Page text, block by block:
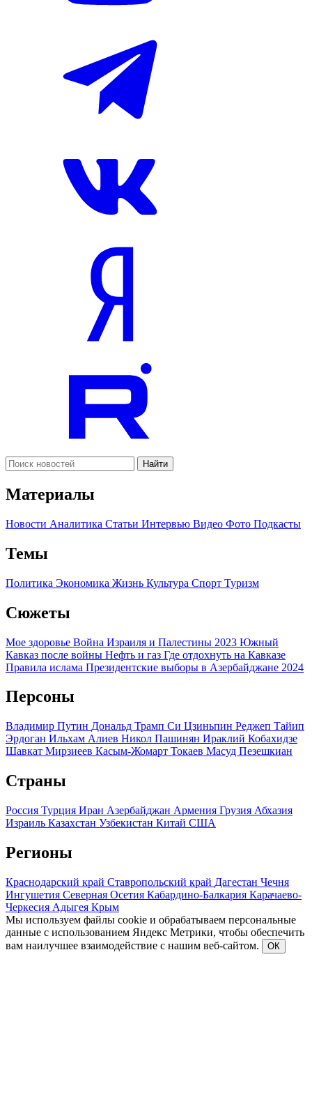
Найти
Материалы
Новости Аналитика Статьи Интервью Видео Фото Подкасты
Темы
Политика Экономика Жизнь Культура Спорт Туризм
Сюжеты
Мое здоровье Война Израиля и Палестины 2023 Южный
Кавказ после войны Нефть и газ Где отдохнуть на Кавказе
Правила ислама Президентские выборы в Азербайджане 2024
Персоны
Владимир Путин Дональд Трамп Си Цзиньпин Реджеп Тайип
Эрдоган Ильхам Алиев Никол Пашинян Ираклий Кобахидзе
Шавкат Мирзиеев Касым-Жомарт Токаев Масуд Пезешкиан
Страны
Россия Турция Иран Азербайджан Армения Грузия Абхазия
Израиль Казахстан Узбекистан Китай США
Регионы
Краснодарский край Ставропольский край Дагестан Чечня
Ингушетия Северная Осетия Кабардино-Балкария Карачаево-
Черкесия Адыгея Крым
Мы используем файлы cookie и обрабатываем персональные
данные с использованием Яндекс Метрики, чтобы обеспечить
вам наилучшее взаимодействие с нашим веб-сайтом.
ОК